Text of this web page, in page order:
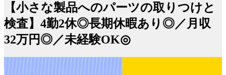
【小さな製品へのパーツの取りつけと
検査】4勤2休◎長期休暇あり◎／月収
32万円◎／未経験OK◎